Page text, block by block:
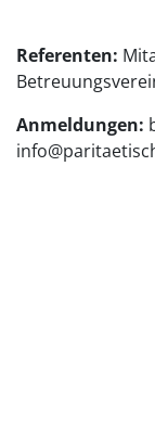
Referenten:
Anmeldungen: